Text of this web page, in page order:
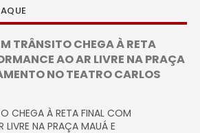
TRÂNSITO CHEGA À RETA
AO AR LIVRE NA PRAÇA
NO TEATRO CARLOS
CHEGA À RETA FINAL COM
LIVRE NA PRAÇA MAUÁ E